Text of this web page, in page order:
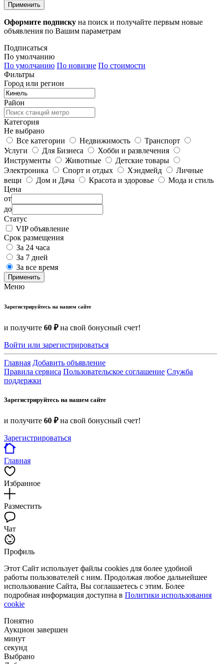
Применить
Оформите подписку на поиск и получайте первым новые
объявления по Вашим параметрам
Подписаться
По умолчанию
По умолчанию По новизне По стоимости
Фильтры
Город или регион
Район
Категория
Не выбрано
Все категории
Недвижимость
Транспорт
Услуги
Для Бизнеса
Хобби и развлечения
Инструменты
Животные
Детские товары
Электроника
Спорт и отдых Хэндмейд
Личные
вещи
Дом и Дача Красота и здоровье
Мода и стиль
Цена
от
до
Статус
VIP объявление
Срок размещения
За 24 часа
За 7 дней
За все время
Применить
Меню
Зарегистрируйтесь на нашем сайте
и получите 60 ₽на свой бонусный счет!
Войти или зарегистрироваться
Главная Добавить объявление
Правила сервиса Пользовательское соглашение Служба
поддержки
Зарегистрируйтесь на нашем сайте
и получите 60 ₽на свой бонусный счет!
Зарегистрироваться
Главная
Избранное
Разместить
Чат
Профиль
Этот Сайт использует файлы cookies для более удобной
работы пользователей с ним. Продолжая любое дальнейшее
использование Сайта, Вы соглашаетесь с этим. Более
подробная информация доступна в Политики использования
cookie
Понятно
Аукцион завершен
минут
секунд
Выбрано